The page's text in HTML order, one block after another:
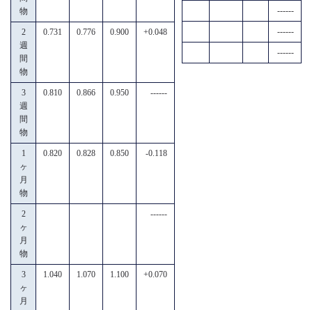
物
2
週
間
物
0.731 0.776 0.900 +0.048
3
週
間
物
0.810 0.866 0.950 ------
1
ヶ
月
物
0.820 0.828 0.850 -0.118
2
ヶ
月
物
------
3
ヶ
月
1.040 1.070 1.100 +0.070
------
------
------